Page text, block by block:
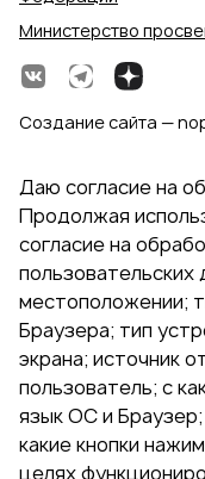
Министерство
Создание сайта —
Даю согласие на
Продолжая
согласие на
местоположении;
Браузера; тип
экрана; источник
пользователь; с
язык ОС и
какие кнопки
целях